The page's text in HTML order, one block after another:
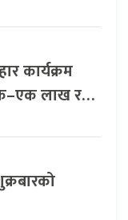
कार्यक्रम
लाख र…